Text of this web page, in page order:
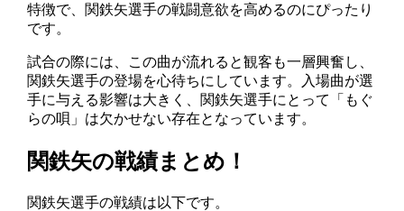
特徴で、関鉄矢選手の戦闘意欲を高めるのにぴったり
です。
試合の際には、この曲が流れると観客も一層興奮し、
関鉄矢選手の登場を心待ちにしています。入場曲が選
手に与える影響は大きく、関鉄矢選手にとって「もぐ
らの唄」は欠かせない存在となっています。
関鉄矢の戦績まとめ！
関鉄矢選手の戦績は以下です。